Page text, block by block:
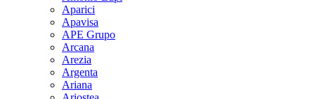
Aparici
Apavisa
APE Grupo
Arcana
Arezia
Argenta
Ariana